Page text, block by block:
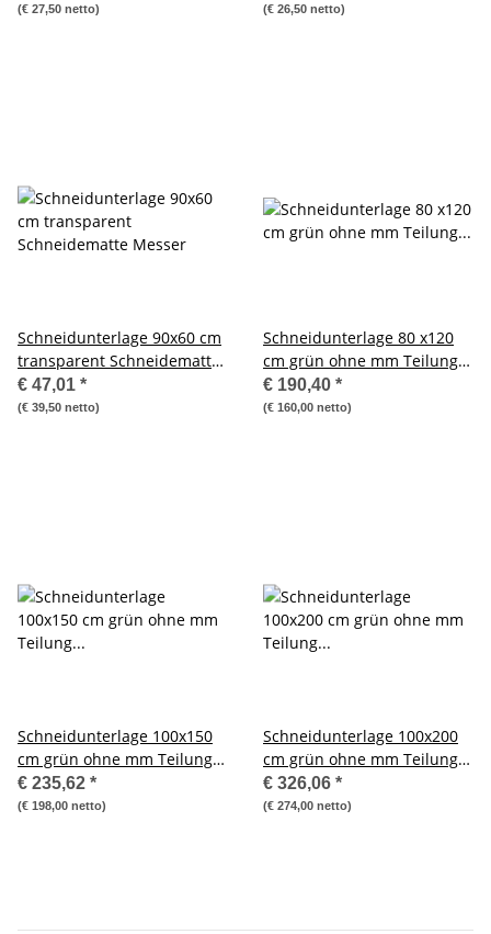
(€ 27,50 netto) (€ 26,50 netto)
Schneidunterlage 90x60 cm
transparent Schneidematte
Messer
€ 47,01 *
(€ 39,50 netto)
Schneidunterlage 80 x120
cm grün ohne mm Teilung
Schneidematte Messer
cutter
€ 190,40 *
(€ 160,00 netto)
Schneidunterlage 100x150
cm grün ohne mm Teilung
Schneidematte cutter
Messer
€ 235,62 *
(€ 198,00 netto)
Schneidunterlage 100x200
cm grün ohne mm Teilung
Schneidematte cutter
Messer
€ 326,06 *
(€ 274,00 netto)